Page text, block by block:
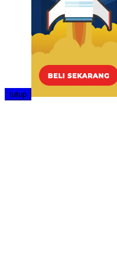
tutup